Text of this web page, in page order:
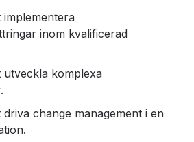
inom kvalificerad
utveckla komplexa
change management i en